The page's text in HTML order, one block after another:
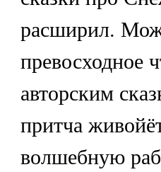
расширил.
превосходное
авторским
притча
волшебную